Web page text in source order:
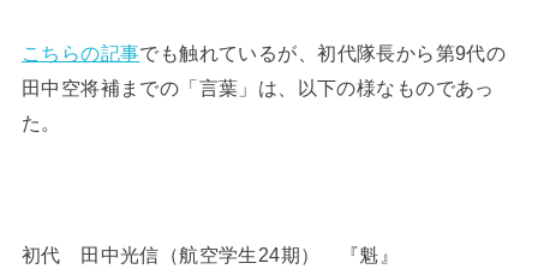
こちらの記事でも触れているが、初代隊長から第9代の
田中空将補までの「言葉」は、以下の様なものであっ
た。
初代 田中光信（航空学生24期） 『魁』